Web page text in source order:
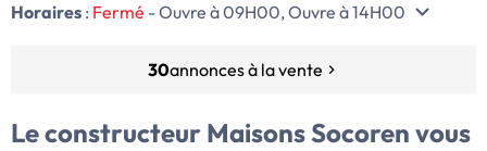
Horaires : Fermé - Ouvre à 09H00, Ouvre à 14H00
30annonces à la vente
Le constructeur Maisons Socoren vous